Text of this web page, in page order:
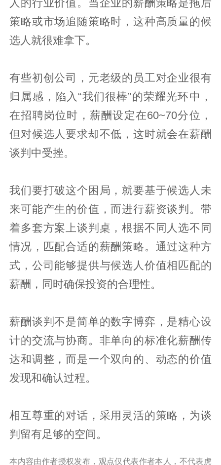
人的行业价值。当企业的薪酬策略是拖后
策略或市场追随策略时，这种高质量的候
选人就很难拿下。
有些初创公司，元老级的员工对企业很有
归属感，陷入“我们很棒”的荣耀光环中，
在招聘岗位时，薪酬设定在60~70分位，
但对候选人要求却不低，这时就会在薪酬
谈判中受挫。
我们要打破这个困局，就要基于候选人未
来可能产生的价值，而进行薪资谈判。带
着多套方案上谈判桌，根据不同人选不同
情况，匹配合适的薪酬策略。通过这种方
式，公司能够提供与候选人价值相匹配的
薪酬，同时确保投资的合理性。
薪酬谈判不是简单的数字博弈，是精心设
计的交流与协商。非单向的标准化薪酬传
达和调整，而是一个双向的、动态的价值
发现和确认过程。
相互尊重的对话，采用灵活的策略，为谈
判留有足够的空间。
本内容由作者授权发布，观点仅代表作者本人，不代表虎